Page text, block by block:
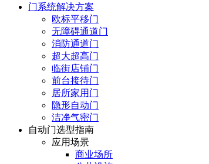
门系统解决方案
欧标平移门
无障碍通道门
消防通道门
超大超高门
临街店铺门
前台接待门
居所家用门
隐形自动门
洁净气密门
自动门选型指南
应用场景
商业场所